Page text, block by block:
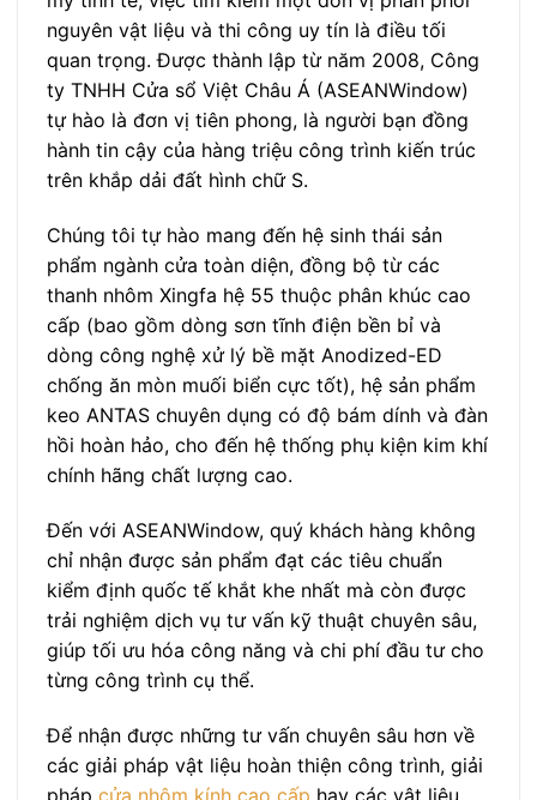
nguyên vật liệu và thi công uy tín là điều tối
quan trọng. Được thành lập từ năm 2008, Công
ty TNHH Cửa sổ Việt Châu Á (ASEANWindow)
tự hào là đơn vị tiên phong, là người bạn đồng
hành tin cậy của hàng triệu công trình kiến trúc
trên khắp dải đất hình chữ S.
Chúng tôi tự hào mang đến hệ sinh thái sản
phẩm ngành cửa toàn diện, đồng bộ từ các
thanh nhôm Xingfa hệ 55 thuộc phân khúc cao
cấp (bao gồm dòng sơn tĩnh điện bền bỉ và
dòng công nghệ xử lý bề mặt Anodized-ED
chống ăn mòn muối biển cực tốt), hệ sản phẩm
keo ANTAS chuyên dụng có độ bám dính và đàn
hồi hoàn hảo, cho đến hệ thống phụ kiện kim khí
chính hãng chất lượng cao.
Đến với ASEANWindow, quý khách hàng không
chỉ nhận được sản phẩm đạt các tiêu chuẩn
kiểm định quốc tế khắt khe nhất mà còn được
trải nghiệm dịch vụ tư vấn kỹ thuật chuyên sâu,
giúp tối ưu hóa công năng và chi phí đầu tư cho
từng công trình cụ thể.
Để nhận được những tư vấn chuyên sâu hơn về
các giải pháp vật liệu hoàn thiện công trình, giải
pháp cửa nhôm kính cao cấp hay các vật liệu